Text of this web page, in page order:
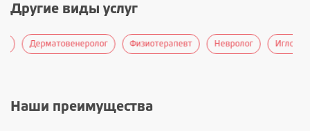
Другие виды услуг
Дерматовенеролог Физиотерапевт Невролог
Наши преимущества